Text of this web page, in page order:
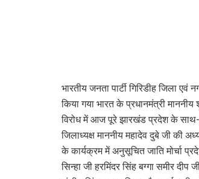
भारतीय जनता पार्टी गिरिडीह जिला
किया गया भारत के प्रधानमंत्री
विरोध में आज पूरे झारखंड प्रदेश के साथ-
जिलाध्यक्ष माननीय महादेव दुबे जी की
के कार्यक्रम में अनुसूचित जाति मोर्चा
सिन्हा जी हरमिंदर सिंह बग्गा समीर दीप